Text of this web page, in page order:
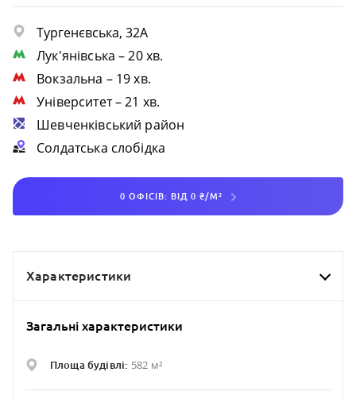
Тургенєвська, 32А
Лук'янівська – 20 хв.
Вокзальна – 19 хв.
Університет– 21 хв.
Шевченківський район
Солдатська слобідка
0 ОФІСІВ: ВІД 0 ₴/М²
Характеристики
Загальні характеристики
Площа будівлі: 582 м²